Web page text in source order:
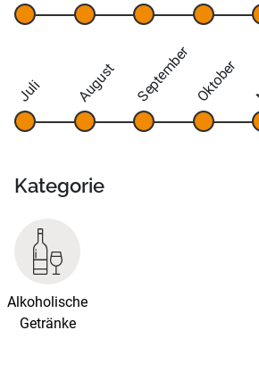
Juli August September Oktober
Kategorie
Alkoholische
Getränke